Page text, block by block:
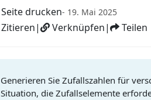
Seite drucken- 19. Mai 2025
Zitieren| Verknüpfen| Teilen
Generieren Sie Zufallszahlen für
Situation, die Zufallselemente